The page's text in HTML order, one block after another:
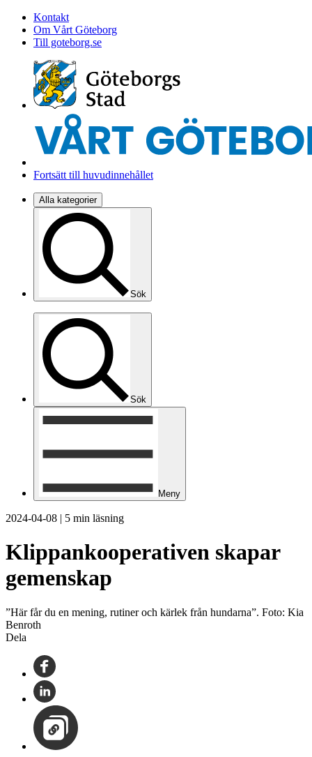
Kontakt
Om Vårt Göteborg
Till goteborg.se
Fortsätt till huvudinnehållet
Alla kategorier
Sök
Sök
Meny
2024-04-08 | 5 min läsning
Klippankooperativen skapar
gemenskap
”Här får du en mening, rutiner och kärlek från hundarna”. Foto: Kia
Benroth
Dela